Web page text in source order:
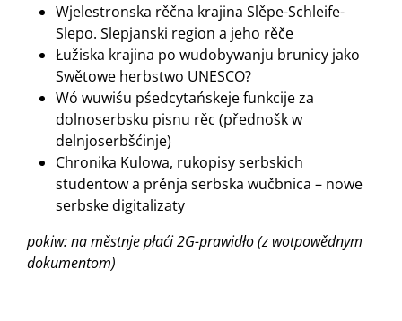
‎Wjelestronska rěčna krajina Slěpe-Schleife-
Slepo. Slepjanski region a jeho rěče
Łužiska krajina po wudobywanju brunicy jako
Swětowe herbstwo UNESCO?
Wó wuwiśu pśedcytańskeje funkcije za
dolnoserbsku pisnu rěc (přednošk w
delnjoserbšćinje)
Chronika Kulowa, rukopisy serbskich
studentow a prěnja serbska wučbnica – nowe
serbske digitalizaty
pokiw: na městnje płaći 2G-prawidło (z wotpowědnym
dokumentom)